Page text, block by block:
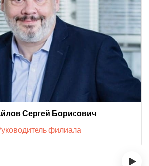
Сергей Борисович
филиала
›